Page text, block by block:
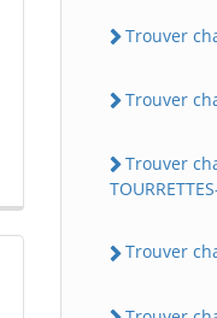
Trouver
Trouver
Trouver
Trouver